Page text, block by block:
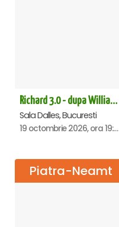
Richard 3.0 - dupa William Shakespeare - Bucuresti
Sala Dalles, Bucuresti
19 octombrie 2026, ora 19:00
Piatra-Neamt